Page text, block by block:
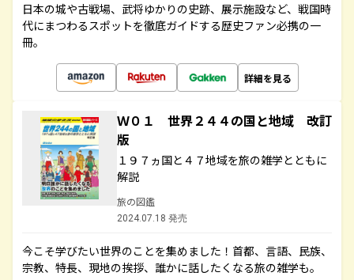
日本の城や古戦場、武将ゆかりの史跡、展示施設など、戦国時
代にまつわるスポットを徹底ガイドする歴史ファン必携の一
冊。
詳細を見る
Ｗ０１ 世界２４４の国と地域 改訂
版
１９７ヵ国と４７地域を旅の雑学とともに
解説
旅の図鑑
2024.07.18 発売
今こそ学びたい世界のことを集めました！首都、言語、民族、
宗教、特長、現地の挨拶、誰かに話したくなる旅の雑学も。